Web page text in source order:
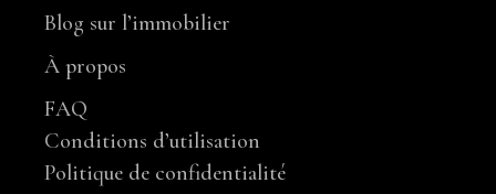
Blog sur l’immobilier
À propos
FAQ
Conditions d’utilisation
Politique de confidentialité